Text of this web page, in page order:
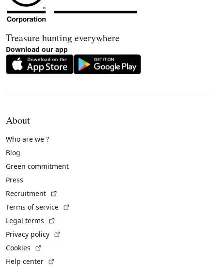
Treasure hunting everywhere
Download our app
About
Who are we ?
Blog
Green commitment
Press
Recruitment
Terms of service
Legal terms
Privacy policy
Cookies
Help center